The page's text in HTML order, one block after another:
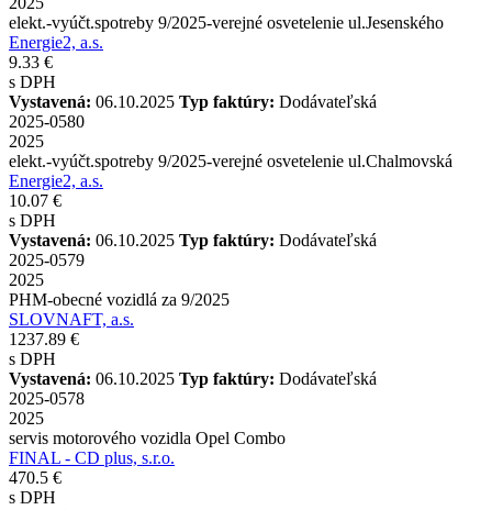
elekt.-vyúčt.spotreby 9/2025-verejné osvetelenie ul.Jesenského
Energie2, a.s.
9.33 €
s DPH
Vystavená: 06.10.2025 Typ faktúry: Dodávateľská
2025-0580
2025
elekt.-vyúčt.spotreby 9/2025-verejné osvetelenie ul.Chalmovská
Energie2, a.s.
10.07 €
s DPH
Vystavená: 06.10.2025 Typ faktúry: Dodávateľská
2025-0579
2025
PHM-obecné vozidlá za 9/2025
SLOVNAFT, a.s.
1237.89 €
s DPH
Vystavená: 06.10.2025 Typ faktúry: Dodávateľská
2025-0578
2025
servis motorového vozidla Opel Combo
FINAL - CD plus, s.r.o.
470.5 €
s DPH